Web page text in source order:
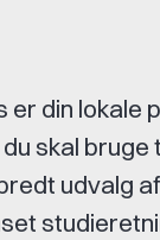
er din lokale
skal bruge
udvalg